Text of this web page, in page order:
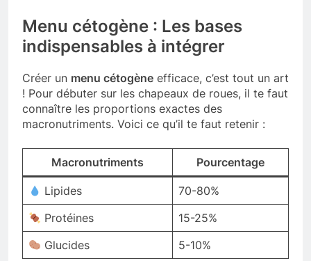
Menu cétogène : Les bases
indispensables à intégrer
Créer un menu cétogène efficace, c’est tout un art
! Pour débuter sur les chapeaux de roues, il te faut
connaître les proportions exactes des
macronutriments. Voici ce qu’il te faut retenir :
Macronutriments Pourcentage
Lipides
70-80%
Protéines
15-25%
Glucides
5-10%